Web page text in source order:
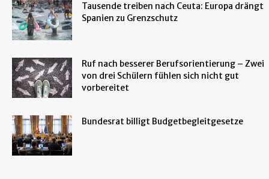
Tausende treiben nach Ceuta: Europa drängt
Spanien zu Grenzschutz
Ruf nach besserer Berufsorientierung – Zwei
von drei Schülern fühlen sich nicht gut
vorbereitet
Bundesrat billigt Budgetbegleitgesetze